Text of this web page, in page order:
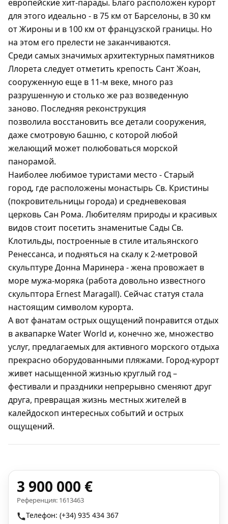
европейские хит-парады. Благо расположен курорт
для этого идеально - в 75 км от Барселоны, в 30 км
от Жироны и в 100 км от французской границы. Но
на этом его прелести не заканчиваются.
Среди самых значимых архитектурных памятников
Ллорета следует отметить крепость Сант Жоан,
сооруженную еще в 11-м веке, много раз
разрушенную и столько же раз возведенную
заново. Последняя реконструкция
позволила восстановить все детали сооружения,
даже смотровую башню, с которой любой
желающий может полюбоваться морской
панорамой.
Наиболее любимое туристами место - Старый
город, где расположены монастырь Св. Кристины
(покровительницы города) и средневековая
церковь Сан Рома. Любителям природы и красивых
видов стоит посетить знаменитые Сады Св.
Клотильды, построенные в стиле итальянского
Ренессанса, и подняться на скалу к 2-метровой
скульптуре Донна Маринера - жена провожает в
море мужа-моряка (работа довольно известного
скульптора Ernest Maragall). Сейчас статуя стала
настоящим символом курорта.
А вот фанатам острых ощущений понравится отдых
в аквапарке Water World и, конечно же, множество
услуг, предлагаемых для активного морского отдыха
прекрасно оборудованными пляжами. Город-курорт
живет насыщенной жизнью круглый год –
фестивали и праздники непрерывно сменяют друг
друга, превращая жизнь местных жителей в
калейдоскоп интересных событий и острых
ощущений.
3 900 000 €
Референция: 1613463
Телефон: (+34) 935 434 367